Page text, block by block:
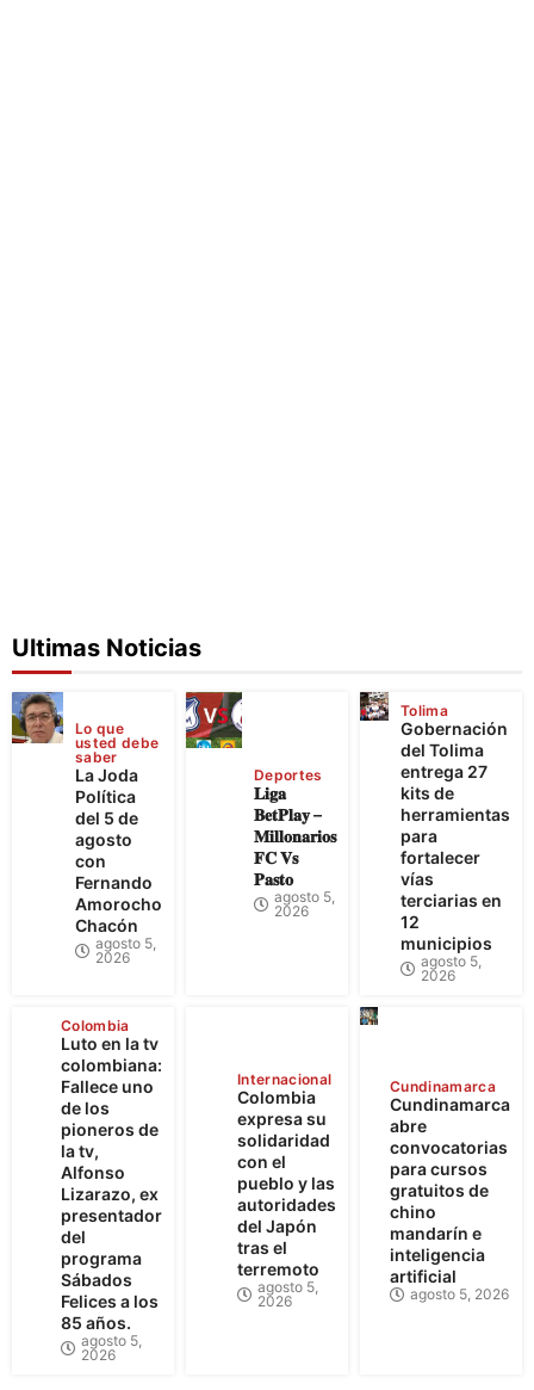
Ultimas Noticias
Lo que
usted debe
saber
La Joda
Política
del 5 de
agosto
con
Fernando
Amorocho
Chacón
agosto 5,
2026
Deportes
𝐋𝐢𝐠𝐚
𝐁𝐞𝐭𝐏𝐥𝐚𝐲 –
𝐌𝐢𝐥𝐥𝐨𝐧𝐚𝐫𝐢𝐨𝐬
𝐅𝐂 𝐕𝐬
𝐏𝐚𝐬𝐭𝐨
agosto 5,
2026
Tolima
Gobernación
del Tolima
entrega 27
kits de
herramientas
para
fortalecer
vías
terciarias en
12
municipios
agosto 5,
2026
Colombia
Luto en la tv
colombiana:
Fallece uno
de los
pioneros de
la tv,
Alfonso
Lizarazo, ex
presentador
del
programa
Sábados
Felices a los
85 años.
agosto 5,
2026
Internacional
Colombia
expresa su
solidaridad
con el
pueblo y las
autoridades
del Japón
tras el
terremoto
agosto 5,
2026
Cundinamarca
Cundinamarca
abre
convocatorias
para cursos
gratuitos de
chino
mandarín e
inteligencia
artificial
agosto 5, 2026